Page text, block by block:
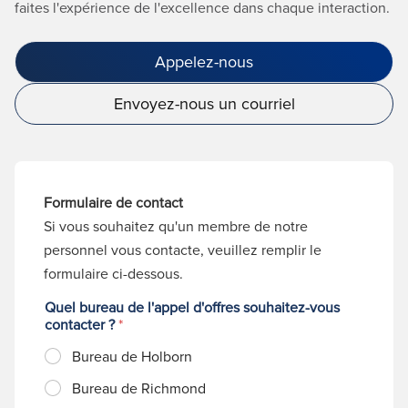
faites l'expérience de l'excellence dans chaque interaction.
Appelez-nous
Envoyez-nous un courriel
Formulaire de contact
Si vous souhaitez qu'un membre de notre
personnel vous contacte, veuillez remplir le
formulaire ci-dessous.
Quel bureau de l'appel d'offres souhaitez-vous
contacter ?*
Bureau de Holborn
Bureau de Richmond